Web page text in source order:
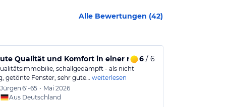
Alle Bewertungen (42)
Qualität und Komfort in einer ruhigen Umgebung
6/ 6
schallgedämpft - als nicht
getönte Fenster, sehr gute… weiterlesen
Jürgen 61-65 • Mai 2026
Aus Deutschland